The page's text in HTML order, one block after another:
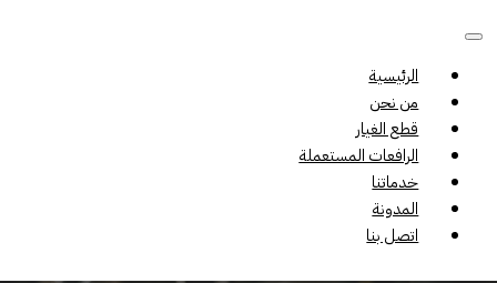
الرئيسية
من نحن
قطع الغيار
الرافعات المستعملة
خدماتنا
المدونة
اتصل بنا